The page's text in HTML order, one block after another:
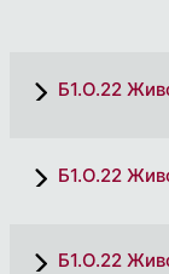
Б1.О.22
Б1.О.22
Б1.О.22